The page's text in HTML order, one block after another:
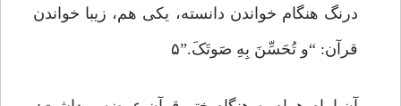
درنگ هنگام خواندن دانسته، یکى هم، زیبا خواندن
قرآن: “و تُحَسِّنَ بِهِ صَوتَکَ.”۵